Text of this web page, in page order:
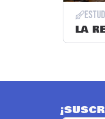
LA